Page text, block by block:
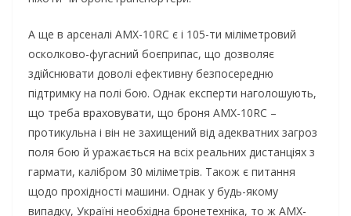
А ще в арсеналі AMX-10RC є і 105-ти міліметровий
осколково-фугасний боєприпас, що дозволяє
здійснювати доволі ефективну безпосередню
підтримку на полі бою. Однак експерти наголошують,
що треба враховувати, що броня AMX-10RC –
протикульна і він не захищений від адекватних загроз
поля бою й уражається на всіх реальних дистанціях з
гармати, калібром 30 міліметрів. Також є питання
щодо прохідності машини. Однак у будь-якому
випадку, Україні необхідна бронетехніка, то ж AMX-